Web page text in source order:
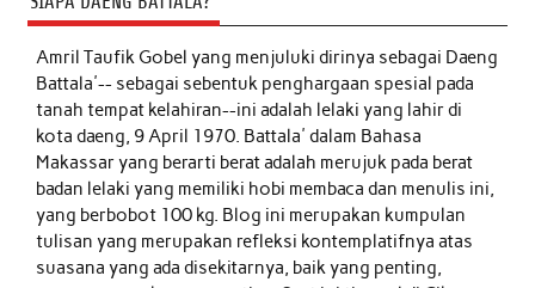
Amril Taufik Gobelyang menjuluki dirinya sebagai Daeng
Battala'-- sebagai sebentuk penghargaan spesial pada
tanah tempat kelahiran--ini adalah lelaki yang lahir di
kota daeng, 9 April 1970. Battala' dalam Bahasa
Makassar yang berarti berat adalah merujuk pada berat
badan lelaki yang memiliki hobi membaca dan menulis ini,
yang berbobot 100 kg. Blog ini merupakan kumpulan
tulisan yang merupakan refleksi kontemplatifnya atas
suasana yang ada disekitarnya, baik yang penting,